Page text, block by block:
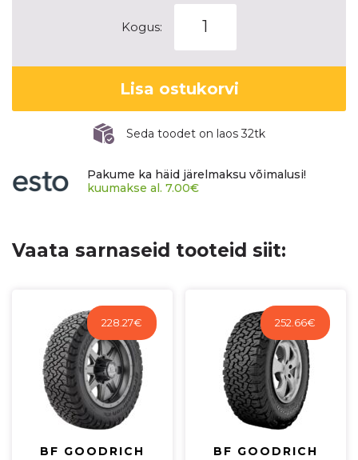
Kogus:
TERRAMAX
A/T
kogus
Lisa ostukorvi
Seda toodet on laos 32tk
Pakume ka häid järelmaksu võimalusi!
kuumakse al. 7.00€
Vaata sarnaseid tooteid siit:
228.27€
BF GOODRICH
252.66€
BF GOODRICH